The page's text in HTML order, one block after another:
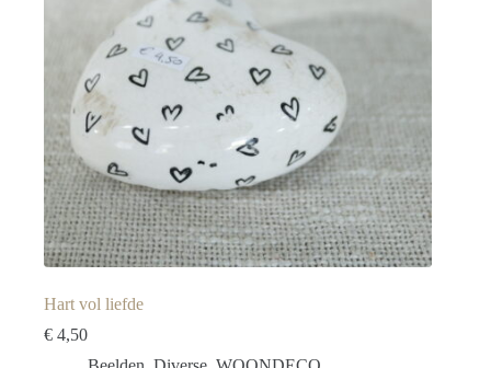
Hart vol liefde
€ 4,50